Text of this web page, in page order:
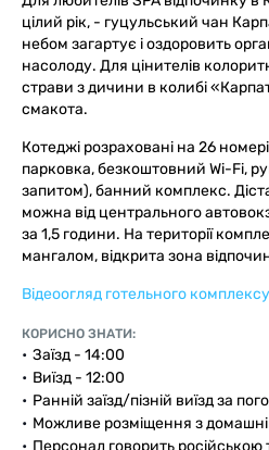
цілий рік, - гуцульський чан
небом загартує і оздоровить
насолоду. Для цінителів
страви з дичини в колибі
смакота.
Котеджі розраховані на 26
парковка, безкоштовний Wi-Fi,
запитом), банний комплекс.
можна від центрального
за 1,5 години. На території
мангалом, відкрита зона
Відеоогляд готельного
КОРИСНО ЗНАТИ:
Заїзд - 14:00
Виїзд - 12:00
Ранній заїзд/пізній виїзд за
Можливе розміщення з